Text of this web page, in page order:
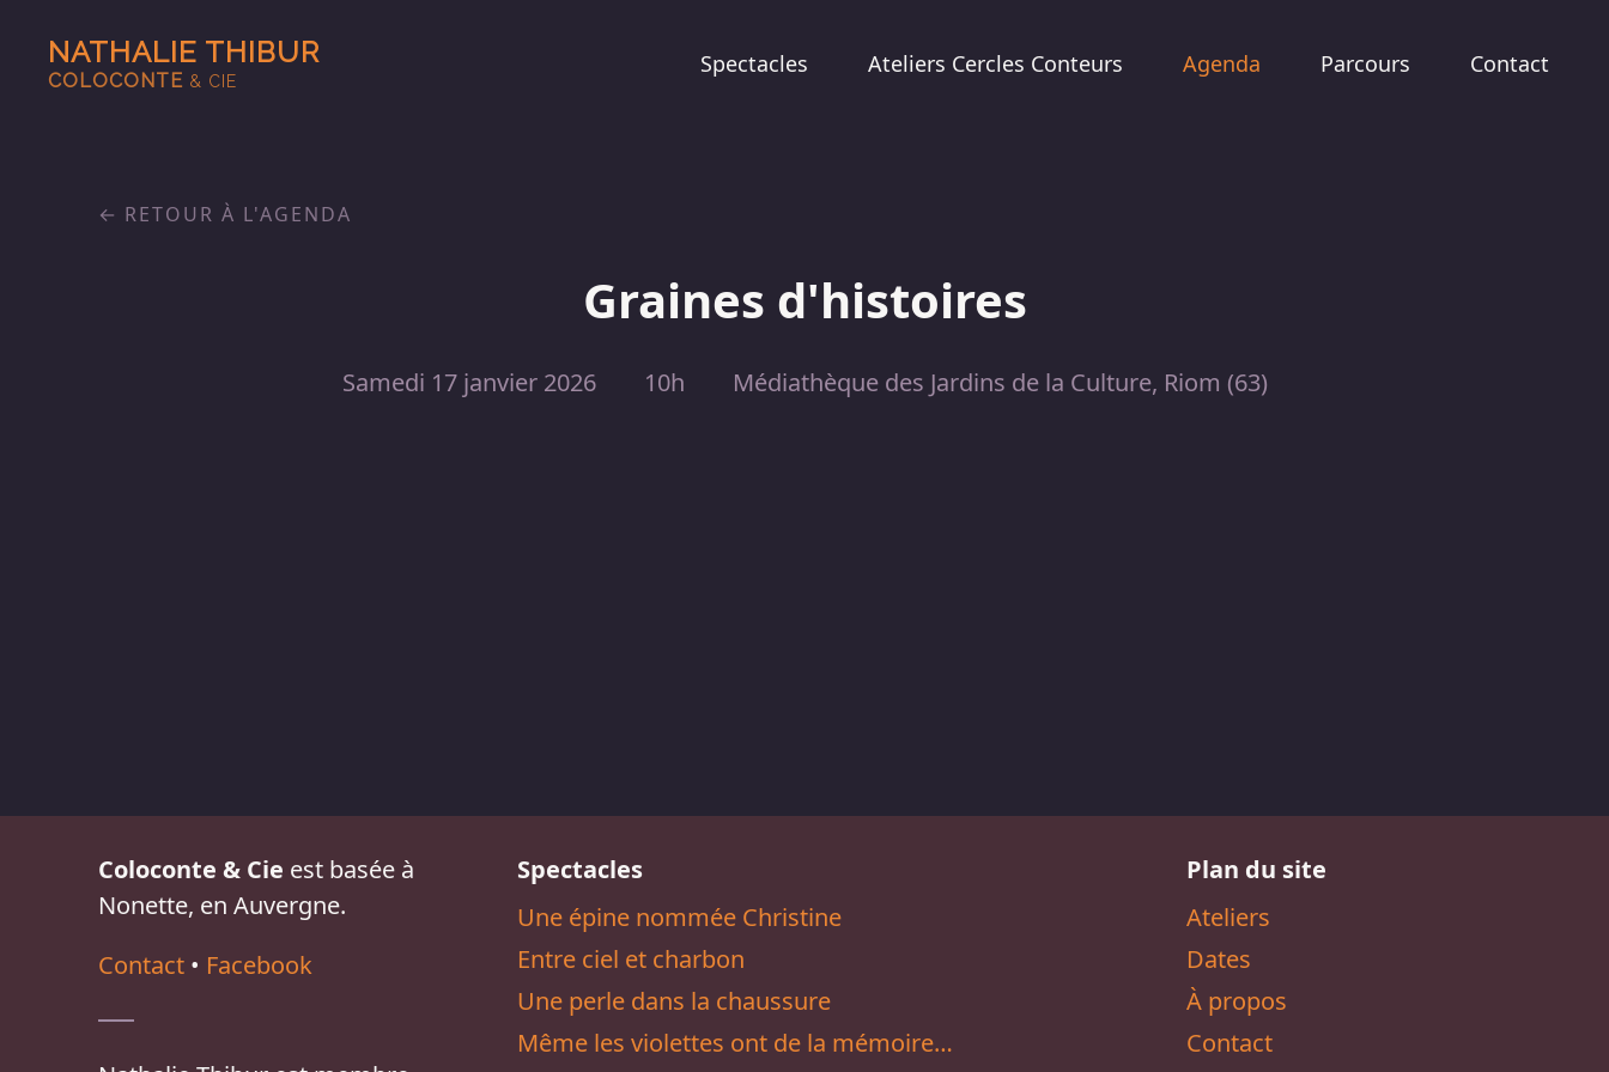
NATHALIE THIBUR
COLOCONTE & CIE
Spectacles Ateliers Cercles Conteurs Agenda Parcours Contact
Graines d'histoires
Samedi 17 janvier 2026 10h Médiathèque des Jardins de la Culture, Riom (63)
RETOUR À L'AGENDA
Coloconte & Cie est basée à
Nonette, en Auvergne.
Contact • Facebook
Spectacles
Une épine nommée Christine
Entre ciel et charbon
Une perle dans la chaussure
Même les violettes ont de la mémoire…
Plan du site
Ateliers
Dates
À propos
Contact